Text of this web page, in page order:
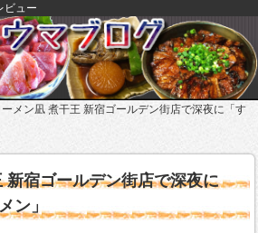
ビュー
ーメン凪 煮干王 新宿ゴールデン街店で深夜に「す
新宿ゴールデン街店で深夜に
ン」